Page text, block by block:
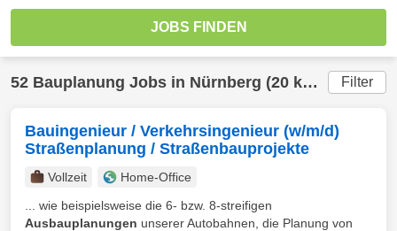
52 Bauplanung Jobs in Nürnberg (20 km) gefunden Filter
Bauingenieur / Verkehrsingenieur (w/m/d)
Straßenplanung / Straßenbauprojekte
Vollzeit
Home-Office
... wie beispielsweise die 6- bzw. 8-streifigen
Ausbauplanungen unserer Autobahnen, die Planung von